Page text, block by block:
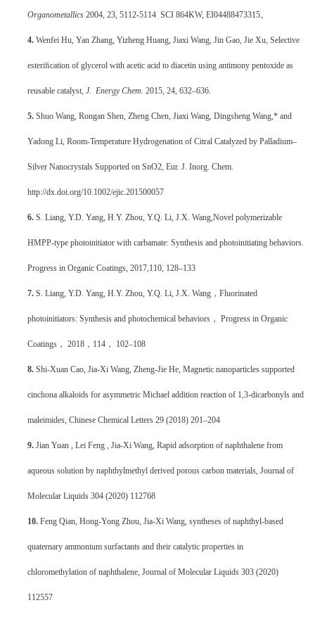
Organometallics 2004, 23, 5112-5114 SCI 864KW, EI04488473315。
4. Wenfei Hu, Yan Zhang, Yizheng Huang, Jiaxi Wang, Jin Gao, Jie Xu, Selective
esteriﬁcation of glycerol with acetic acid to diacetin using antimony pentoxide as
reusable catalyst, J. Energy Chem. 2015, 24, 632–636.
5. Shuo Wang, Rongan Shen, Zheng Chen, Jiaxi Wang, Dingsheng Wang,* and
Yadong Li, Room-Temperature Hydrogenation of Citral Catalyzed by Palladium–
Silver Nanocrystals Supported on SnO2, Eur. J. Inorg. Chem.
http://dx.doi.org/10.1002/ejic.201500057
6. S. Liang, Y.D. Yang, H.Y. Zhou, Y.Q. Li, J.X. Wang,Novel polymerizable
HMPP-type photoinitiator with carbamate: Synthesis and photoinitiating behaviors.
Progress in Organic Coatings, 2017,110, 128–133
7. S. Liang, Y.D. Yang, H.Y. Zhou, Y.Q. Li, J.X. Wang，Fluorinated
photoinitiators: Synthesis and photochemical behaviors， Progress in Organic
Coatings， 2018，114， 102–108
8. Shi-Xuan Cao, Jia-Xi Wang, Zheng-Jie He, Magnetic nanoparticles supported
cinchona alkaloids for asymmetric Michael addition reaction of 1,3-dicarbonyls and
maleimides, Chinese Chemical Letters 29 (2018) 201–204
9. Jian Yuan , Lei Feng , Jia-Xi Wang, Rapid adsorption of naphthalene from
aqueous solution by naphthylmethyl derived porous carbon materials, Journal of
Molecular Liquids 304 (2020) 112768
10. Feng Qian, Hong-Yong Zhou, Jia-Xi Wang, syntheses of naphthyl-based
quaternary ammonium surfactants and their catalytic properties in
chloromethylation of naphthalene, Journal of Molecular Liquids 303 (2020)
112557